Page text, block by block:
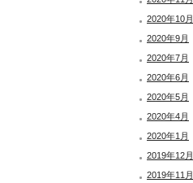
2020年10月
2020年9月
2020年7月
2020年6月
2020年5月
2020年4月
2020年1月
2019年12月
2019年11月